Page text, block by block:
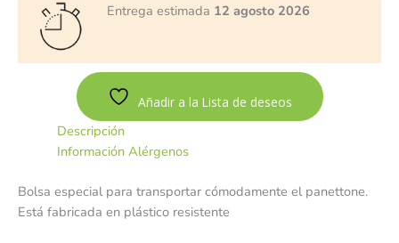
Entrega estimada 12 agosto 2026
Añadir a la Lista de deseos
Descripción
Información Alérgenos
Bolsa especial para transportar cómodamente el panettone.
Está fabricada en plástico resistente